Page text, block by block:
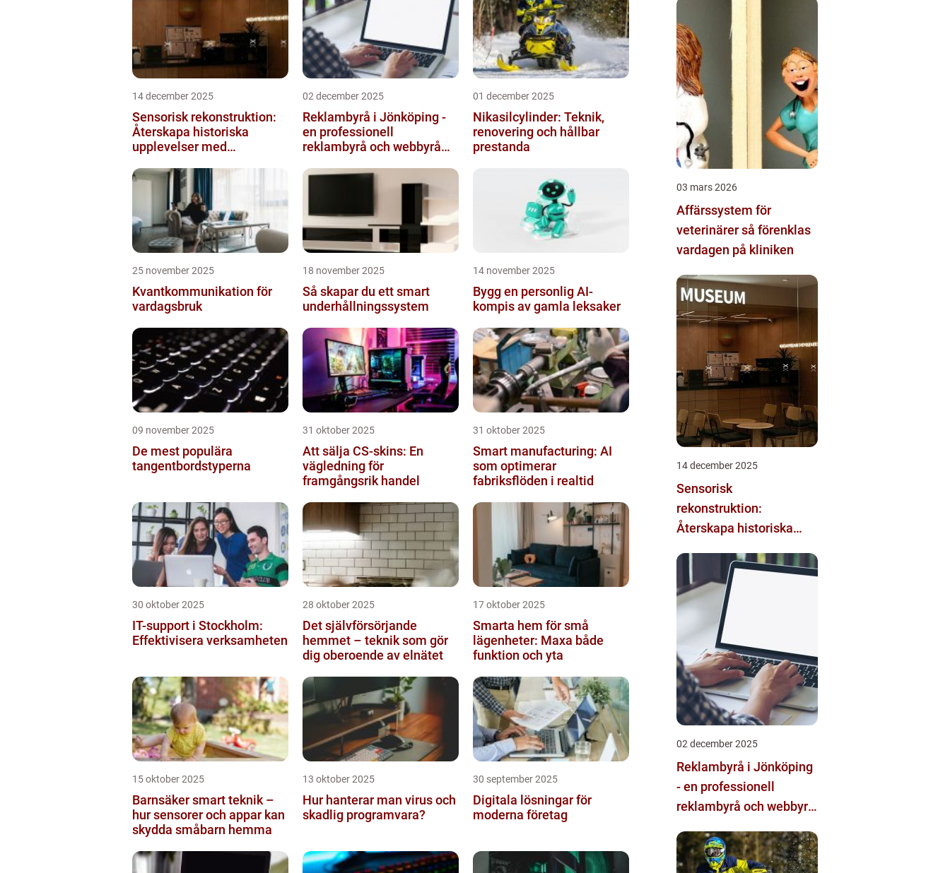
14 december 2025
Sensorisk rekonstruktion:
Återskapa historiska
upplevelser med
02 december 2025
Reklambyrå i Jönköping -
en professionell
reklambyrå och webbyrå
kommunikati...
01 december 2025
Nikasilcylinder: Teknik,
renovering och hållbar
prestanda
25 november 2025
Kvantkommunikation för
vardagsbruk
18 november 2025
Så skapar du ett smart
underhållningssystem
14 november 2025
Bygg en personlig AI-
kompis av gamla leksaker
09 november 2025
De mest populära
tangentbordstyperna
31 oktober 2025
Att sälja CS-skins: En
vägledning för
framgångsrik handel
31 oktober 2025
Smart manufacturing: AI
som optimerar
fabriksflöden i realtid
30 oktober 2025
IT-support i Stockholm:
Effektivisera verksamheten
28 oktober 2025
Det självförsörjande
hemmet – teknik som gör
dig oberoende av elnätet
17 oktober 2025
Smarta hem för små
lägenheter: Maxa både
funktion och yta
15 oktober 2025
Barnsäker smart teknik –
hur sensorer och appar kan
skydda småbarn hemma
13 oktober 2025
Hur hanterar man virus och
skadlig programvara?
30 september 2025
Digitala lösningar för
moderna företag
03 mars 2026
Affärssystem för
veterinärer så förenklas
vardagen på kliniken
14 december 2025
Sensorisk
rekonstruktion:
Återskapa historiska
multimodala AI
02 december 2025
Reklambyrå i Jönköping
- en professionell
reklambyrå och webbyrå
kommunikation